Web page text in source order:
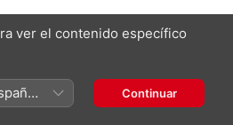
ver el contenido específico
Continuar